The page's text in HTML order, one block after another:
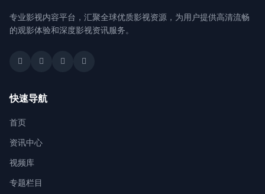
专业影视内容平台，汇聚全球优质影视资源，为用户提供高清流畅
的观影体验和深度影视资讯服务。
快速导航
首页
资讯中心
视频库
专题栏目